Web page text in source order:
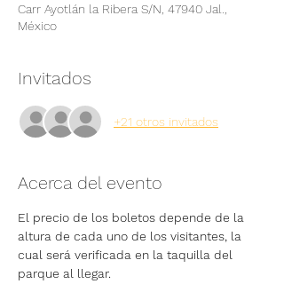
Carr Ayotlán la Ribera S/N, 47940 Jal.,
México
Invitados
+21 otros invitados
Acerca del evento
El precio de los boletos depende de la
altura de cada uno de los visitantes, la
cual será verificada en la taquilla del
parque al llegar.